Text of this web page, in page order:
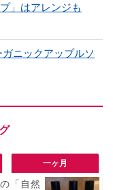
」はアレンジも
ニックアップルソ
一ヶ月
「自然